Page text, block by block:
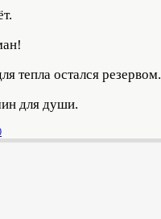
тепла остался резервом.
для души.